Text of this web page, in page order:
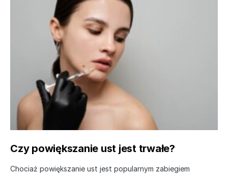
Czy powiększanie ust jest trwałe?
Chociaż powiększanie ust jest popularnym zabiegiem